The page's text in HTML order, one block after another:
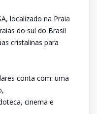
localizado na Praia
do sul do Brasil
cristalinas para
conta com: uma
cinema e